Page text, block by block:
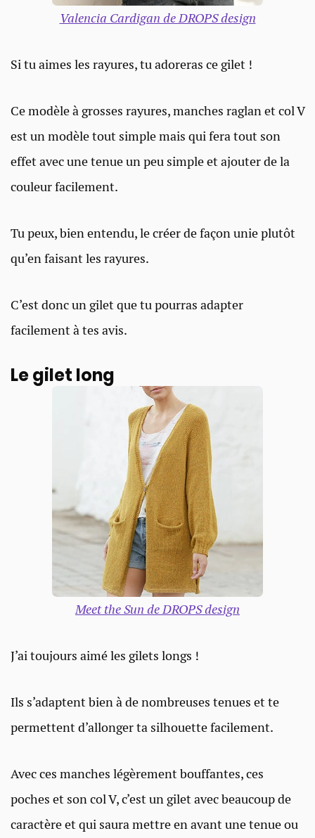
Valencia Cardigan de DROPS design
Si tu aimes les rayures, tu adoreras ce gilet !
Ce modèle à grosses rayures, manches raglan et col V
est un modèle tout simple mais qui fera tout son
effet avec une tenue un peu simple et ajouter de la
couleur facilement.
Tu peux, bien entendu, le créer de façon unie plutôt
qu’en faisant les rayures.
C’est donc un gilet que tu pourras adapter
facilement à tes avis.
Le gilet long
Meet the Sun de DROPS design
J’ai toujours aimé les gilets longs !
Ils s’adaptent bien à de nombreuses tenues et te
permettent d’allonger ta silhouette facilement.
Avec ces manches légèrement bouffantes, ces
poches et son col V, c’est un gilet avec beaucoup de
caractère et qui saura mettre en avant une tenue ou